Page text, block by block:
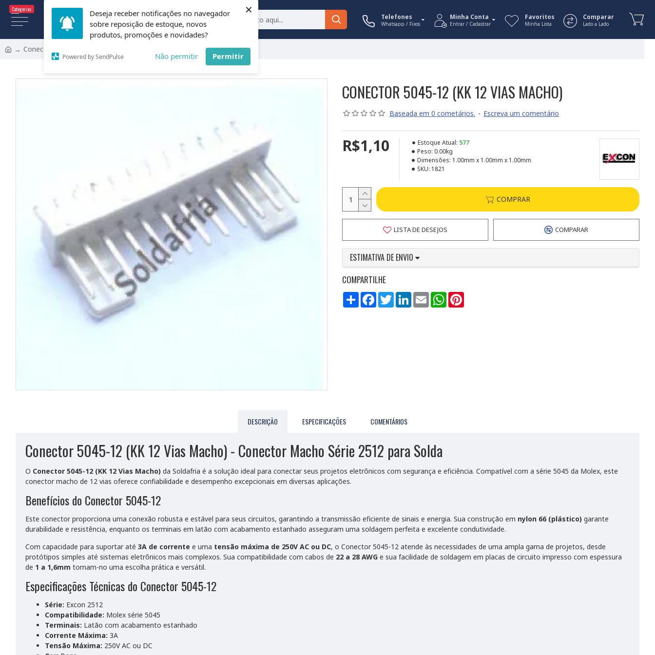
Deseja receber notificações no navegador
sobre reposição de estoque, novos
produtos, promoções e novidades?
Powered by SendPulse Não permitir Permitir
×
Categorias
Todas Telefones
Whatsapp / Fixos
Minha Conta
Entrar / Cadastrar
Favoritos
Minha Lista
Comparar
Lado a Lado
Conector 5045-12 (KK 12 Vias Macho)
CONECTOR 5045-12 (KK 12 VIAS MACHO)
Baseada em 0 cometários. - Escreva um comentário
R$1,10 Estoque Atual: 577
Peso: 0.00kg
Dimensões: 1.00mm x 1.00mm x 1.00mm
SKU: 1821
COMPRAR
LISTA DE DESEJOS COMPARAR
ESTIMATIVA DE ENVIO
COMPARTILHE
Compartilhar
FacebookTwitterLinkedInEmail WhatsApp
DESCRIÇÃO ESPECIFICAÇÕES COMENTÁRIOS
Conector 5045-12 (KK 12 Vias Macho) - Conector Macho Série 2512 para Solda
O Conector 5045-12 (KK 12 Vias Macho) da Soldafria é a solução ideal para conectar seus projetos eletrônicos com segurança e eficiência. Compatível com a série 5045 da Molex, este
conector macho de 12 vias oferece confiabilidade e desempenho excepcionais em diversas aplicações.
Benefícios do Conector 5045-12
Este conector proporciona uma conexão robusta e estável para seus circuitos, garantindo a transmissão eficiente de sinais e energia. Sua construção em nylon 66 (plástico) garante
durabilidade e resistência, enquanto os terminais em latão com acabamento estanhado asseguram uma soldagem perfeita e excelente condutividade.
Com capacidade para suportar até 3A de corrente e uma tensão máxima de 250V AC ou DC, o Conector 5045-12 atende às necessidades de uma ampla gama de projetos, desde
protótipos simples até sistemas eletrônicos mais complexos. Sua compatibilidade com cabos de 22 a 28 AWG e sua facilidade de soldagem em placas de circuito impresso com espessura
de 1 a 1,6mm tornam-no uma escolha prática e versátil.
Especificações Técnicas do Conector 5045-12
Série: Excon 2512
Compatibilidade: Molex série 5045
Terminais: Latão com acabamento estanhado
Corrente Máxima: 3A
Tensão Máxima: 250V AC ou DC